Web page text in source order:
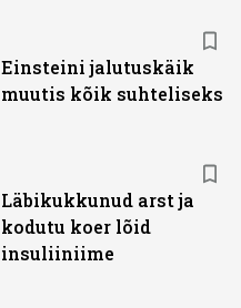
Einsteini jalutuskäik
muutis kõik suhteliseks
Läbikukkunud arst ja
kodutu koer lõid
insuliiniime